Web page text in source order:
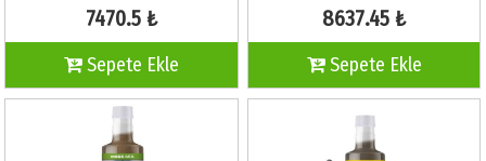
7470.5 ₺
Sepete Ekle
8637.45 ₺
Sepete Ekle